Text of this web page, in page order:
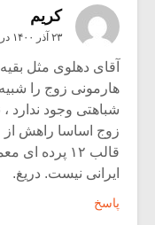
کریم
۲۳ آذر ۱۴۰۰ در ۹:۱۶ ق٫ظ
آقای دهلوی مثل
هارمونی زوج را
شباهتی وجود ندارد
زوج اساسا راهش از
قالب ۱۲
ایرانی نیست. دریغ.
پاسخ